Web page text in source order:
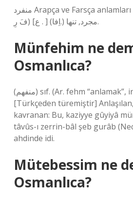
منفرد Arapça ve Farsça anlamları ص ۲۵۵). Larus). (مُ
فَ رِ) [ع . ] (اِفا.) مجرد, تنها.
Münfehim ne
Osmanlıca?
(ﻣﻨﻔﻬﻢ) sıf. (Ar. fehm “anlamak”, infihām > münfehim)
[Türkçeden türemiştir]
kavranan: Bu, kaziyye gûyiyâ
tâvûs-ı zerrin-bâl şeb gurâb
ahdinde idi.
Mütebessim ne
Osmanlıca?